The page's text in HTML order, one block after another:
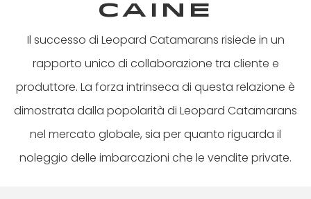
caine
Il successo di Leopard Catamarans risiede in un
rapporto unico di collaborazione tra cliente e
produttore. La forza intrinseca di questa relazione è
dimostrata dalla popolarità di Leopard Catamarans
nel mercato globale, sia per quanto riguarda il
noleggio delle imbarcazioni che le vendite private.